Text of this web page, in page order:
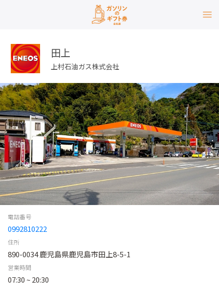
田上
上村石油ガス株式会社
電話番号
0992810222
住所
890-0034 鹿児島県鹿児島市田上8-5-1
営業時間
07:30 ~ 20:30